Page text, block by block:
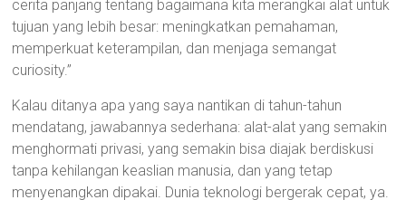
cerita panjang tentang bagaimana kita merangkai alat untuk
tujuan yang lebih besar: meningkatkan pemahaman,
memperkuat keterampilan, dan menjaga semangat
curiosity.”
Kalau ditanya apa yang saya nantikan di tahun-tahun
mendatang, jawabannya sederhana: alat-alat yang semakin
menghormati privasi, yang semakin bisa diajak berdiskusi
tanpa kehilangan keaslian manusia, dan yang tetap
menyenangkan dipakai. Dunia teknologi bergerak cepat, ya.